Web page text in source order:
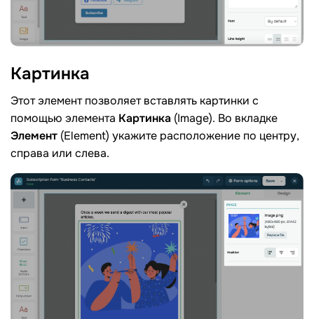
Картинка
Этот элемент позволяет вставлять картинки с
помощью элемента Картинка (Image). Во вкладке
Элемент (Element) укажите расположение по центру,
справа или слева.